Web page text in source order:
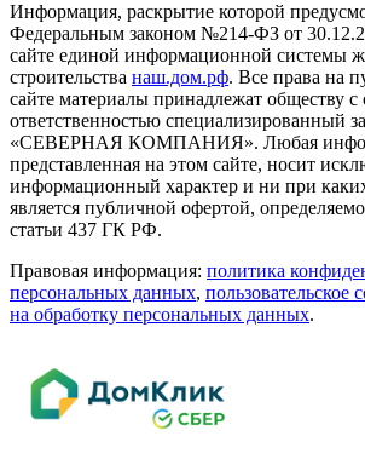
Информация, раскрытие которой
Федеральным законом №214-ФЗ от
сайте единой информационной системы
строительства наш.дом.рф. Все права на
сайте материалы принадлежат обществу с
ответственностью специализированный
«СЕВЕРНАЯ КОМПАНИЯ». Любая
представленная на этом сайте, носит
информационный характер и ни при
является публичной офертой,
статьи 437 ГК РФ.
Правовая информация: политика
персональных данных, пользовательское
на обработку персональных данных.